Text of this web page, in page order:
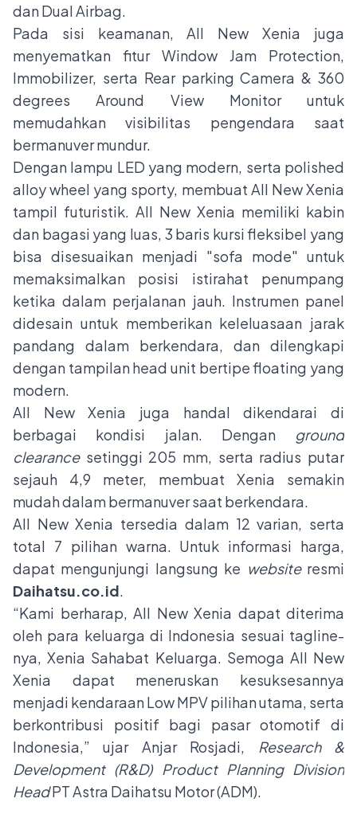
dan Dual Airbag.
Pada sisi keamanan, All New Xenia juga
menyematkan fitur Window Jam Protection,
Immobilizer, serta Rear parking Camera & 360
degrees Around View Monitor untuk
memudahkan visibilitas pengendara saat
bermanuver mundur.
Dengan lampu LED yang modern, serta polished
alloy wheel yang sporty, membuat All New Xenia
tampil futuristik. All New Xenia memiliki kabin
dan bagasi yang luas, 3 baris kursi fleksibel yang
bisa disesuaikan menjadi "sofa mode" untuk
memaksimalkan posisi istirahat penumpang
ketika dalam perjalanan jauh. Instrumen panel
didesain untuk memberikan keleluasaan jarak
pandang dalam berkendara, dan dilengkapi
dengan tampilan head unit bertipe floating yang
modern.
All New Xenia juga handal dikendarai di
berbagai kondisi jalan. Dengan ground
clearancesetinggi 205 mm, serta radius putar
sejauh 4,9 meter, membuat Xenia semakin
mudah dalam bermanuver saat berkendara.
All New Xenia tersedia dalam 12 varian, serta
total 7 pilihan warna. Untuk informasi harga,
dapat mengunjungi langsung ke websiteresmi
Daihatsu.co.id.
“Kami berharap, All New Xenia dapat diterima
oleh para keluarga di Indonesia sesuai tagline-
nya, Xenia Sahabat Keluarga. Semoga All New
Xenia dapat meneruskan kesuksesannya
menjadi kendaraan Low MPV pilihan utama, serta
berkontribusi positif bagi pasar otomotif di
Indonesia,” ujar Anjar Rosjadi,
Research &
Development (R&D) Product Planning Division
HeadPT Astra Daihatsu Motor (ADM).